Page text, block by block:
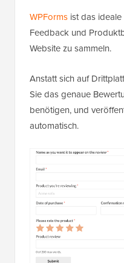
WPForms ist das ideale
Feedback und
Website zu sammeln.
Anstatt sich auf
Sie das genaue
benötigen, und
automatisch.